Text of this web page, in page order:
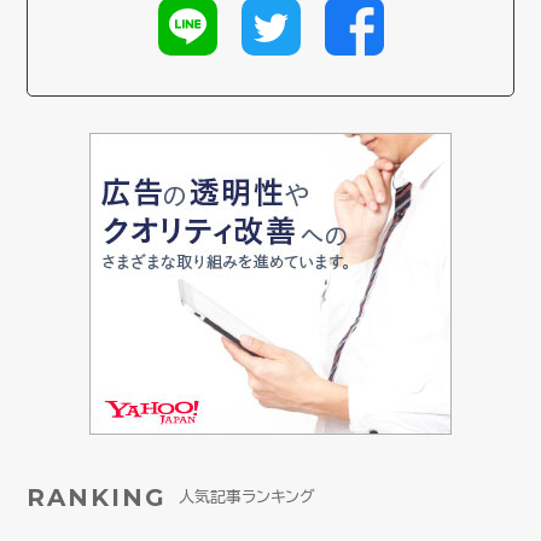
RANKING 人気記事ランキング